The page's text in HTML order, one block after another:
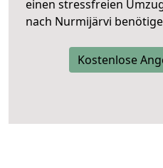
einen stressfreien
nach Nurmijärvi
Kostenlose